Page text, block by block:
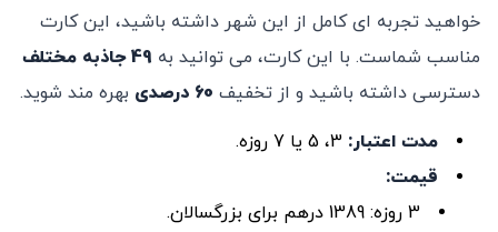
خواهید تجربه ‌ای کامل از این شهر داشته باشید، این کارت
مناسب شماست. با این کارت، می ‌توانید به 49 جاذبه مختلف
دسترسی داشته باشید و از تخفیف 60 درصدی
بهره‌ مند شوید.
مدت اعتبار: 3، 5 یا 7 روزه.
قیمت:
3 روزه: 1389 درهم برای بزرگسالان.